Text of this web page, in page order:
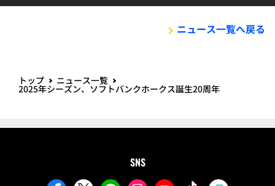
ニュース一覧へ戻る
トップ ニュース一覧
2025年シーズン、ソフトバンクホークス誕生20周年
SNS